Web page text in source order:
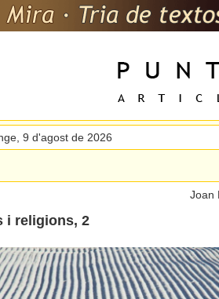
9 d'agost de 2026
Joan
i religions, 2